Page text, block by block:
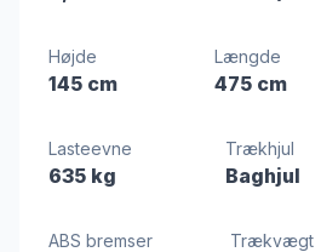
Højde
145 cm
Længde
475 cm
Lasteevne
635 kg
Trækhjul
Baghjul
ABS bremser Trækvægt